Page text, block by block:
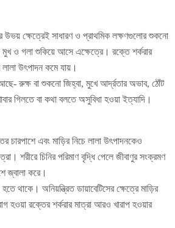
উভয় ক্ষেত্রেই সাধারণ ও প্রাথমিক লক্ষণগুলোর শুকনো
ও গলা শুকিয়ে আসে এক্ষেত্রে। রক্তে শর্করার
উৎপাদন কমে যায়।
রুক্ষ বা শুকনো জিহ্বা, মুখে আর্দ্রতার অভাব, ঠোঁট
গিলতে বা কথা বলতে অসুবিধা হওয়া ইত্যাদি।
চারপাশে এবং মাড়ির নিচে লালা উৎপাদনকেও
শরীরে চিনির পরিমাণ বৃদ্ধি পেলে জীবাণুর সংক্রমণ
জ্বালা করে।
থাকে। অনিয়ন্ত্রিত ডায়াবেটিসের ক্ষেত্রে মাড়ির
হওয়া রক্তের শর্করার মাত্রা আরও খারাপ হওয়ার